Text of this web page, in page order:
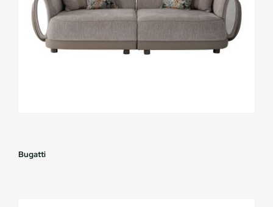
Bugatti